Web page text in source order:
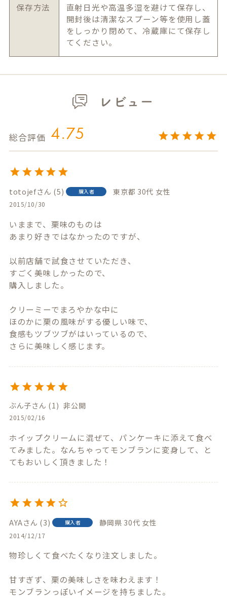
保存方法
直射日光や高温多湿を避けて保存し、
開封後は清潔なスプーン等を使用し蓋
をしっかり閉めて、冷蔵庫にて保存し
てください。
レビュー
4.75
totojef 5 購入者 東京都 30代 女性
2015/10/30
いままで、栗味のものは
あまり好きではなかったのですが、
以前店舗で試食させていただき、
すごく美味しかったので、
購入しました。
クリーミーでまろやかな中に
ほのかに栗の風味がする優しい味で、
食感もツブツブがはいっているので、
さらに美味しく感じます。
ぶん子 1 非公開
2015/02/16
ホイップクリームに混ぜて、パンケーキに添えて食べ
てみました。なんちゃってモンブランに変身して、と
てもおいしく頂きました！
AYA 3 購入者 静岡県 30代 女性
2014/12/17
物珍しくて食べたくなり注文しました。
甘すぎず、栗の美味しさを味わえます！
モンブランっぽいイメージを持ちました。